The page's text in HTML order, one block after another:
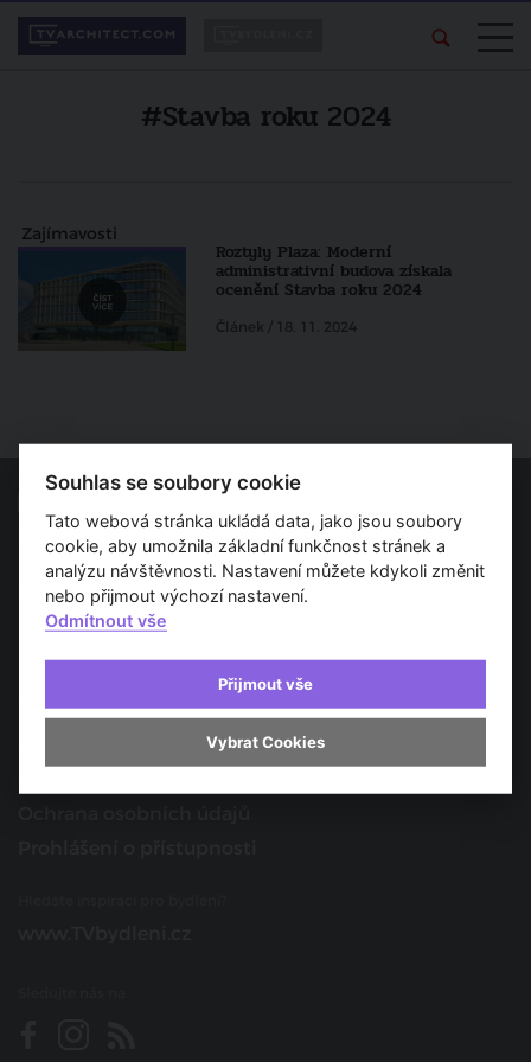
#Stavba roku 2024
Zajímavosti
Roztyly Plaza: Moderní
administrativní budova získala
ocenění Stavba roku 2024
Článek / 18. 11. 2024
Spojujeme svět architektury
O nás
Provozovatel
Kontakt
Spolupracujte s námi
Souhlas se soubory cookie
Tato webová stránka ukládá data, jako jsou soubory
cookie, aby umožnila základní funkčnost stránek a
analýzu návštěvnosti. Nastavení můžete kdykoli změnit
nebo přijmout výchozí nastavení.
Odmítnout vše
Přijmout vše
Vybrat Cookies